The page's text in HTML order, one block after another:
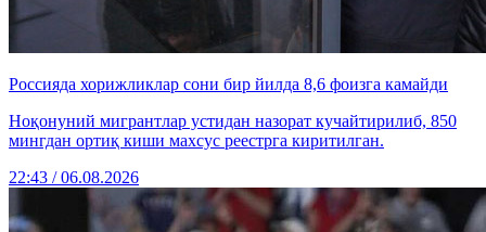
Россияда хорижликлар сони бир йилда 8,6 фоизга камайди
Ноқонуний мигрантлар устидан назорат кучайтирилиб, 850
мингдан ортиқ киши махсус реестрга киритилган.
22:43 / 06.08.2026